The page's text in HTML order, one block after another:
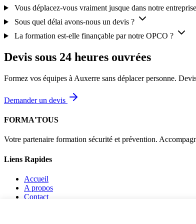
Vous déplacez-vous vraiment jusque dans notre
Sous quel délai avons-nous un devis ?
La formation est-elle finançable par notre OPCO ?
Devis sous 24 heures ouvrées
Formez vos équipes à Auxerre sans déplacer personne.
Demander un devis
FORMA'TOUS
Votre partenaire formation sécurité et prévention.
Liens Rapides
Accueil
A propos
Contact